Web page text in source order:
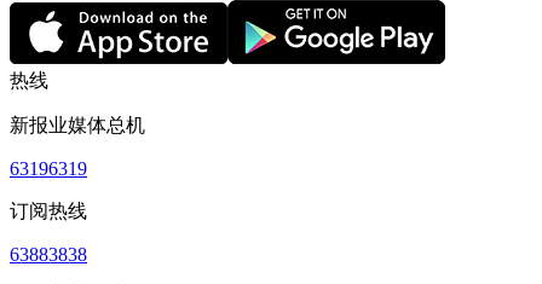
热线
新报业媒体总机
63196319
订阅热线
63883838